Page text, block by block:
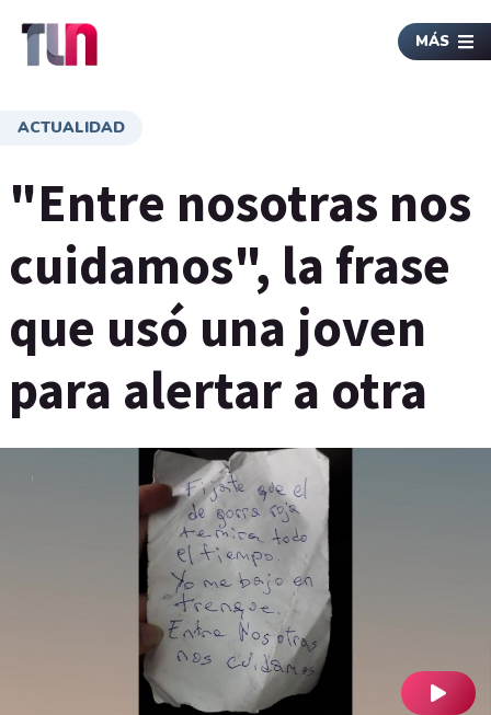
MÁS
ACTUALIDAD
"Entre nosotras nos
cuidamos", la frase
que usó una joven
para alertar a otra